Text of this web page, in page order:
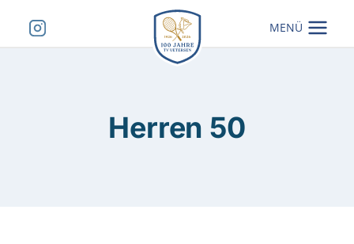
Inhalt
MENÜ
Herren 50